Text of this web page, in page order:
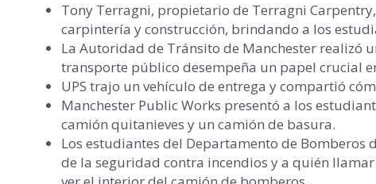
Tony Terragni, propietario de Terragni
carpintería y construcción, brindando a los
La Autoridad de Tránsito de Manchester realizó
transporte público desempeña un papel crucial
UPS trajo un vehículo de entrega y compartió
Manchester Public Works presentó a los
camión quitanieves y un camión de basura.
Los estudiantes del Departamento de
de la seguridad contra incendios y a quién